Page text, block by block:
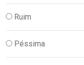
Ruim
Péssima